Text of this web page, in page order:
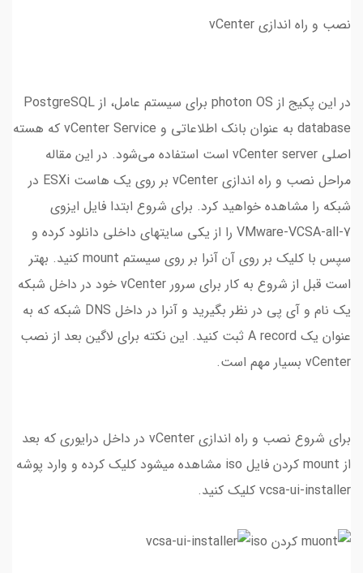
نصب و راه اندازی vCenter
در این پکیج از photon OS برای سیستم عامل، از PostgreSQL
database به عنوان بانک اطلاعاتی و vCenter Service که هسته
اصلی vCenter server است استفاده می‌شود. در این مقاله
مراحل نصب و راه اندازی vCenter بر روی یک هاست ESXi در
شبکه را مشاهده خواهید کرد. برای شروع ابتدا فایل ایزوی
VMware-VCSA-all-7 را از یکی سایتهای داخلی دانلود کرده و
سپس با کلیک بر روی آن آنرا بر روی سیستم mount کنید. بهتر
است قبل از شروع به کار برای سرور vCenter خود در داخل شبکه
یک نام و آی پی در نظر بگیرید و آنرا در داخل DNS شبکه که به
عنوان یک A record ثبت کنید. این نکته برای لاگین بعد از نصب
vCenter بسیار مهم است.
برای شروع نصب و راه اندازی vCenter در داخل درایوری که بعد
از mount کردن فایل iso مشاهده میشود کلیک کرده و وارد پوشه
vcsa-ui-installer کلیک کنید.